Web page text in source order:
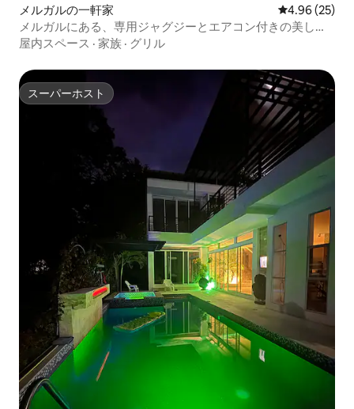
メルガルの一軒家 レビュー25
4.96 (25)
メルガルにある、専用ジャグジーとエアコン付きの美しい
家
屋内スペース · 家族 · グリル
スーパーホスト
スーパーホスト